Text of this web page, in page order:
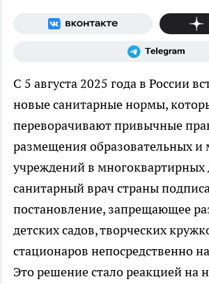
С 5 августа 2025 года в России
новые санитарные нормы,
переворачивают привычные
размещения образовательных и
учреждений в многоквартирных
санитарный врач страны
постановление, запрещающее
детских садов, творческих
стационаров непосредственно
Это решение стало реакцией на